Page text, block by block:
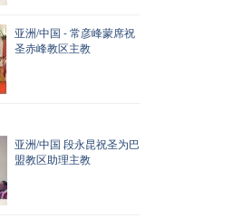
亚洲/中国 - 常彦峰蒙席祝
圣赤峰教区主教
亚洲/中国 段永昆祝圣为巴
盟教区助理主教